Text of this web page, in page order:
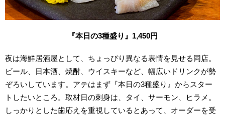
『本日の3種盛り』 1,450円
夜は海鮮居酒屋として、ちょっぴり異なる表情を見せる同店。
ビール、日本酒、焼酎、ウイスキーなど、幅広いドリンクが勢
ぞろいしています。アテはまず『本日の3種盛り』からスター
トしたいところ。取材日の刺身は、タイ、サーモン、ヒラメ。
しっかりとした歯応えを重視しているとあって、オーダーを受